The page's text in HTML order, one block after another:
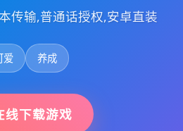
传输,普通话授权,安卓直装
爱 养成
线下载游戏